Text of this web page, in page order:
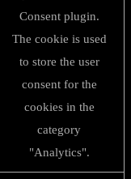
Consent plugin.
The cookie is used
to store the user
consent for the
cookies in the
category
"Analytics".